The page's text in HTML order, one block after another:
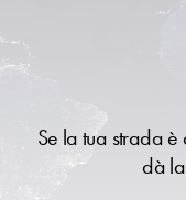
Se la tua strada
dà